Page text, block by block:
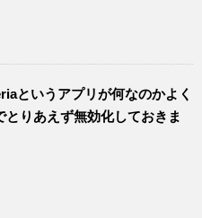
というアプリが何なのかよく
とりあえず無効化しておきま